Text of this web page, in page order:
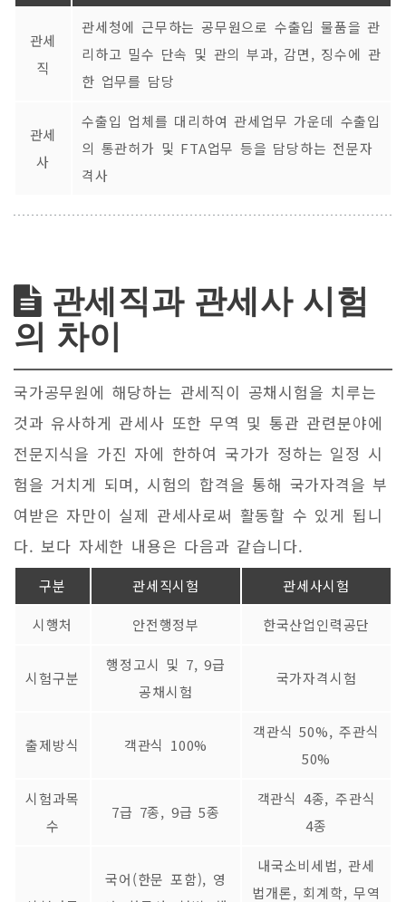
관세
직
관세청에 근무하는 공무원으로 수출입 물품을 관
리하고 밀수 단속 및 관의 부과, 감면, 징수에 관
한 업무를 담당
관세
사
수출입 업체를 대리하여 관세업무 가운데 수출입
의 통관허가 및 FTA업무 등을 담당하는 전문자
격사
관세직과 관세사 시험
의 차이
국가공무원에 해당하는 관세직이 공채시험을 치루는
것과 유사하게 관세사 또한 무역 및 통관 관련분야에
전문지식을 가진 자에 한하여 국가가 정하는 일정 시
험을 거치게 되며, 시험의 합격을 통해 국가자격을 부
여받은 자만이 실제 관세사로써 활동할 수 있게 됩니
다. 보다 자세한 내용은 다음과 같습니다.
구분 관세직시험 관세사시험
시행처 안전행정부 한국산업인력공단
시험구분
행정고시 및 7, 9급
공채시험
국가자격시험
출제방식 객관식 100%
객관식 50%, 주관식
50%
시험과목
수
7급 7종, 9급 5종
객관식 4종, 주관식
4종
국어(한문 포함), 영
내국소비세법, 관세
법개론, 회계학, 무역